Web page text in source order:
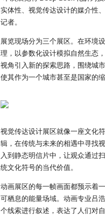
实体性、视觉传达设计的媒介性
记者。
展览现场分为三个展区。在环境
理，以参数化设计模拟自然生态
视角引入新的探索思路，围绕城
使其作为一个城市甚至是国家的
视觉传达设计展区就像一座文化
辑，在传统与未来的相遇中寻找
入到静态明信片中，让观众通过
统文化符号的当代价值。
动画展区的每一帧画面都预示着
可栖息的能量场域。动画专业吕
个线索进行叙述，表达了人们对